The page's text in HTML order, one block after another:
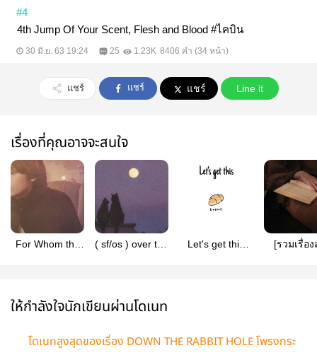
#4
4th Jump Of Your Scent, Flesh and Blood #ไคบิน
30 มิ.ย. 63 19:24 25 1.23K 8406 คำ (34 หน้า)
แชร์ แชร์ แชร์ Line it
เรื่องที่คุณอาจจะสนใจ
For Whom the
( sf/os ) over the
Let's get this
[รวมเรื่อ
ให้กำลังใจนักเขียนผ่านโดเนท
โดเนทสูงสุดของเรื่อง DOWN THE RABBIT HOLE โพรงกระ